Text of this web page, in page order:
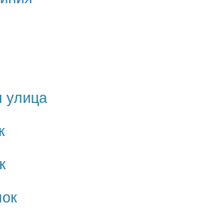
улица